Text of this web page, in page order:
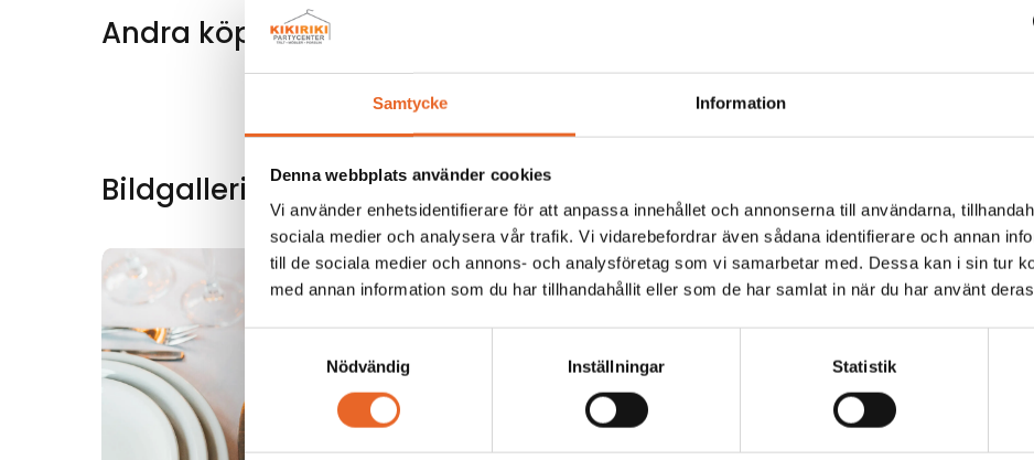
Samtycke Information
Denna webbplats använder cookies
Vi använder enhetsidentifierare för att anpassa innehållet och annonserna till användarna,
sociala medier och analysera vår trafik. Vi vidarebefordrar även sådana identifierare och annan
till de sociala medier och annons- och analysföretag som vi samarbetar med. Dessa kan i sin tur
med annan information som du har tillhandahållit eller som de har samlat in när du har använt
Nödvändig
Inställningar Statistik
Andra köpte även till
Bildgalleri för denna produkt